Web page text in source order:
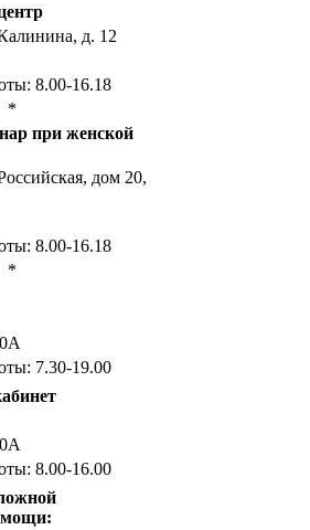
д. 12
8.00-16.18
*
при женской
дом 20,
8.00-16.18
*
7.30-19.00
8.00-16.00